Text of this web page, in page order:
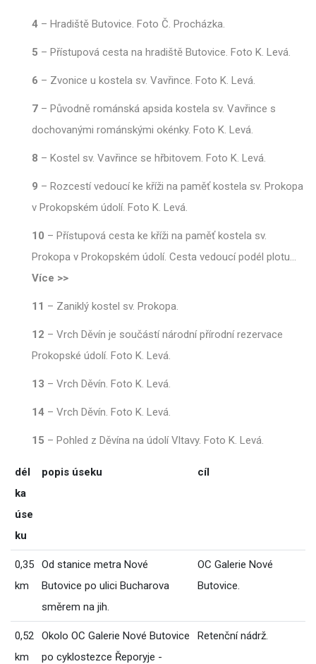
4 – Hradiště Butovice. Foto Č. Procházka.
5 – Přístupová cesta na hradiště Butovice. Foto K. Levá.
6 – Zvonice u kostela sv. Vavřince. Foto K. Levá.
7 – Původně románská apsida kostela sv. Vavřince s
dochovanými románskými okénky. Foto K. Levá.
8 – Kostel sv. Vavřince se hřbitovem. Foto K. Levá.
9 – Rozcestí vedoucí ke kříži na paměť kostela sv. Prokopa
v Prokopském údolí. Foto K. Levá.
10 – Přístupová cesta ke kříži na paměť kostela sv.
Prokopa v Prokopském údolí. Cesta vedoucí podél plotu…
Více >>
11 – Zaniklý kostel sv. Prokopa.
12 – Vrch Děvín je součástí národní přírodní rezervace
Prokopské údolí. Foto K. Levá.
13 – Vrch Děvín. Foto K. Levá.
14 – Vrch Děvín. Foto K. Levá.
15 – Pohled z Děvína na údolí Vltavy. Foto K. Levá.
dél
ka
úse
ku
popis úseku cíl
0,35
km
Od stanice metra Nové
Butovice po ulici Bucharova
směrem na jih.
OC Galerie Nové
Butovice.
0,52
km
Okolo OC Galerie Nové Butovice
po cyklostezce Řeporyje -
Retenční nádrž.